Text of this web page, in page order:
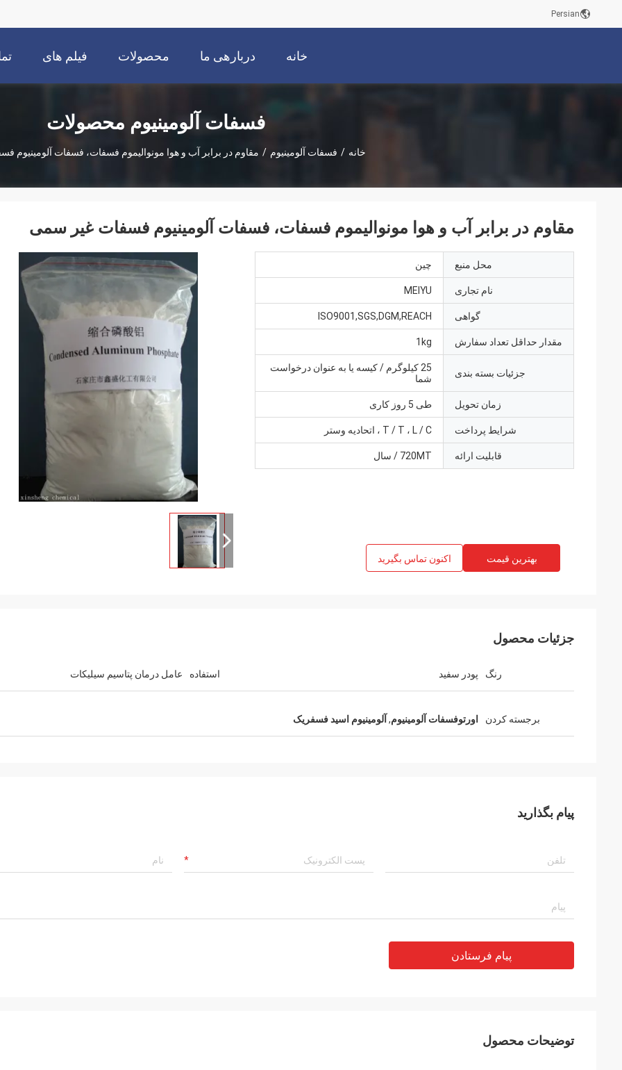
Persian
خانه دربارهی ما محصولات فیلم های
فسفات آلومینیوم محصولات
خانه / فسفات آلومینیوم / مقاوم در برابر آب و هوا مونوالیموم فسفات، فسفات آلومینیوم
مقاوم در برابر آب و هوا مونوالیموم فسفات، فسفات آلومینیوم فسفات غیر سمی
محل منبع چين
نام تجاری MEIYU
گواهی ISO9001,SGS,DGM,REACH
مقدار حداقل تعداد سفارش 1kg
جزئیات بسته بندی
25 کیلوگرم / کیسه یا به عنوان درخواست
شما
زمان تحویل طی 5 روز کاری
شرایط پرداخت T / T ، L / C ، اتحادیه وستر
قابلیت ارائه 720MT / سال
بهترین قیمت اکنون تماس بگیرید
جزئیات محصول
رنگ پودر سفید استفاده عامل درمان پتاسیم سیلیکات
برجسته کردن اورتوفسفات آلومینیوم, آلومینیوم اسید فسفریک
پیام بگذارید
پیام فرستادن
توضیحات محصول